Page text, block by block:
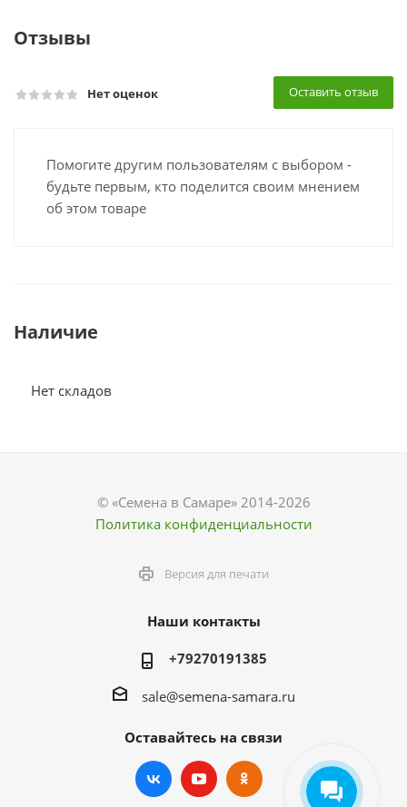
Отзывы
Нет оценок Оставить отзыв
Помогите другим пользователям с выбором -
будьте первым, кто поделится своим мнением
об этом товаре
Наличие
Нет складов
© «Семена в Самаре» 2014-2026
Политика конфиденциальности
Версия для печати
Наши контакты
+79270191385
sale@semena-samara.ru
Оставайтесь на связи